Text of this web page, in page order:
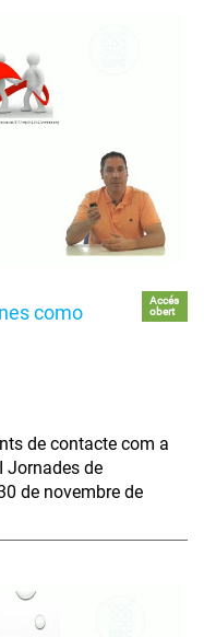
como
Accés
obert
de contacte com a
Jornades de
de novembre de